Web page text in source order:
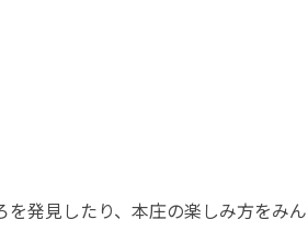
発見したり、本庄の楽しみ方をみ